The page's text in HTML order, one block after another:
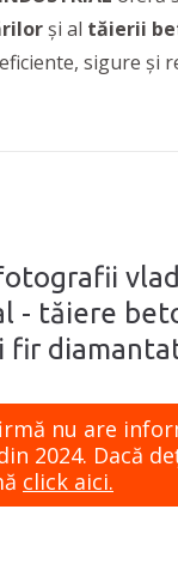
şi al tăierii
sigure şi
- tăiere
fir
nu are
2024. Dacă
click aici.